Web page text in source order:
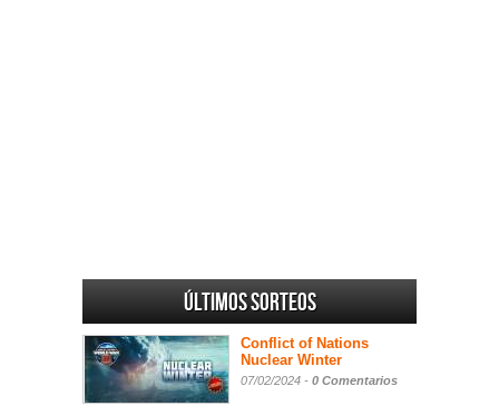
Últimos sorteos
Conflict of Nations
Nuclear Winter
07/02/2024 - 0 Comentarios